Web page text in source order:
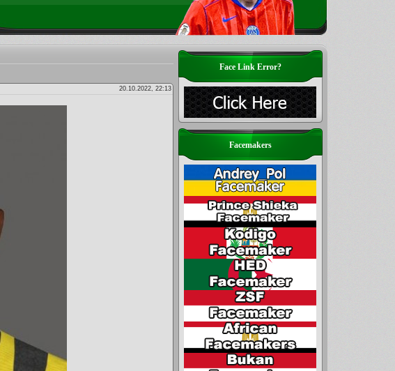
20.10.2022, 22:13
Face Link Error?
Facemakers